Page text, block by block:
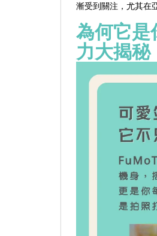
漸受到關注，尤其在
為何它是
力大揭秘